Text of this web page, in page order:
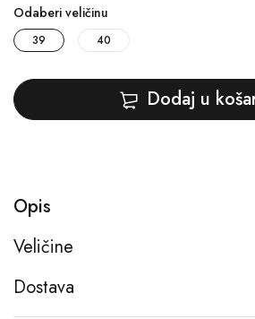
Odaberi veličinu
39 40
Dodaj u
Opis
Veličine
Dostava